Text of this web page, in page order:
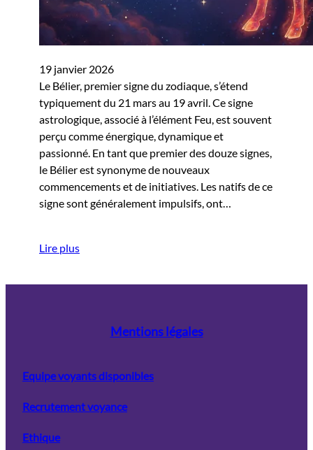
19 janvier 2026
Le Bélier, premier signe du zodiaque, s’étend
typiquement du 21 mars au 19 avril. Ce signe
astrologique, associé à l’élément Feu, est souvent
perçu comme énergique, dynamique et
passionné. En tant que premier des douze signes,
le Bélier est synonyme de nouveaux
commencements et de initiatives. Les natifs de ce
signe sont généralement impulsifs, ont…
Lire plus
Mentions légales
Equipe voyants disponibles
Recrutement voyance
Ethique